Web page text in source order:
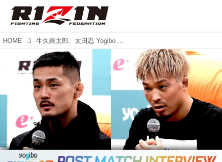
HOME 牛久絢太郎、太田忍 Yogibo presents RIZIN.46 試合後インタビュー vol.2